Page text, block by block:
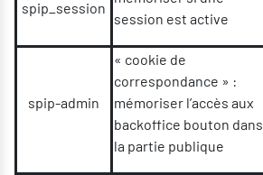
spip_session
session est active
spip-admin
« cookie de
correspondance » :
mémoriser l’accès aux
backoffice bouton dans
la partie publique